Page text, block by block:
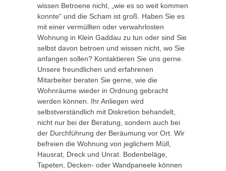
wissen Betroene nicht, „wie es so weit kommen
konnte“ und die Scham ist groß. Haben Sie es
mit einer vermüllten oder verwahrlosten
Wohnung in Klein Gaddau zu tun oder sind Sie
selbst davon betroen und wissen nicht, wo Sie
anfangen sollen? Kontaktieren Sie uns gerne.
Unsere freundlichen und erfahrenen
Mitarbeiter beraten Sie gerne, wie die
Wohnräume wieder in Ordnung gebracht
werden können. Ihr Anliegen wird
selbstverständlich mit Diskretion behandelt,
nicht nur bei der Beratung, sondern auch bei
der Durchführung der Beräumung vor Ort. Wir
befreien die Wohnung von jeglichem Müll,
Hausrat, Dreck und Unrat. Bodenbeläge,
Tapeten, Decken- oder Wandpaneele können